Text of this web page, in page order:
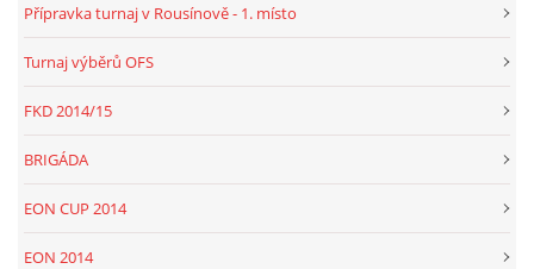
Přípravka turnaj v Rousínově - 1. místo
Turnaj výběrů OFS
FKD 2014/15
BRIGÁDA
EON CUP 2014
EON 2014